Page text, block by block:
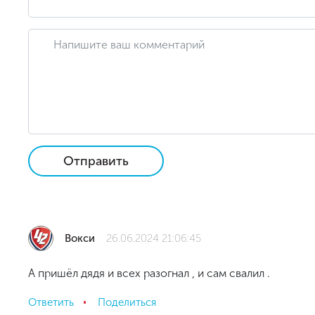
Отправить
Вокси 26.06.2024 21:06:45
А пришёл дядя и всех разогнал , и сам свалил .
Ответить Поделиться